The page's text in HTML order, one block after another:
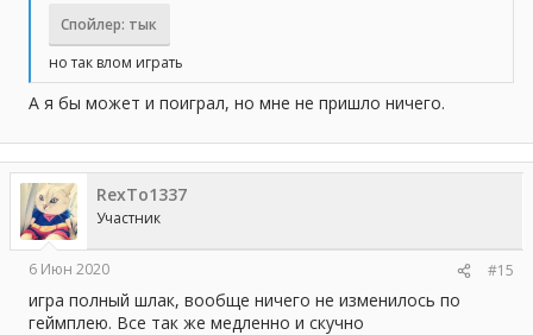
Спойлер: тык
но так влом играть
А я бы может и поиграл, но мне не пришло ничего.
RexTo1337
Участник
6 Июн 2020 #15
игра полный шлак, вообще ничего не изменилось по
геймплею. Все так же медленно и скучно